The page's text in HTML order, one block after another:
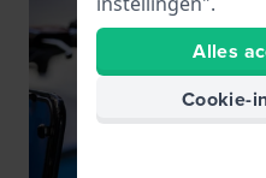
Alles
Cookie-